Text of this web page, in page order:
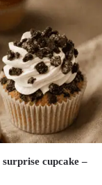
cupcake –